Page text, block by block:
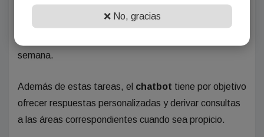
La designación deZarapermitirá realizar trámites,
reclamos, solicitudes de turnos y consultas de manera
semana.
Además de estas tareas, el chatbot tiene por objetivo
ofrecer respuestas personalizadas y derivar consultas
a las áreas correspondientes cuando sea propicio.
❌ No, gracias